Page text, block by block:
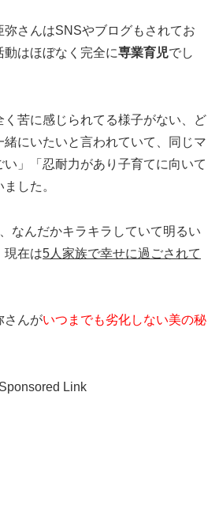
弥さんはSNSやブログもされてお
はほぼなく完全に専業育児でし
く苦に感じられてる様子がない、ど
緒にいたいと言われていて、同じマ
」「忍耐力があり子育てに向いて
した。
なんだかキラキラしていて明るい
現在は5人家族で幸せに過ごされて
さんがいつまでも劣化しない美の秘
Sponsored Link